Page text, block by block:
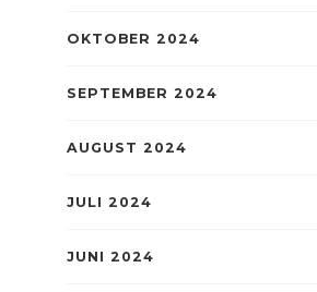
OKTOBER 2024
SEPTEMBER 2024
AUGUST 2024
JULI 2024
JUNI 2024